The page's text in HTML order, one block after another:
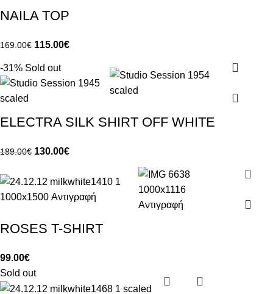
NAILA TOP
169.00€ 115.00€
-31% Sold out
ELECTRA SILK SHIRT OFF WHITE
189.00€ 130.00€
ROSES T-SHIRT
99.00€
Sold out